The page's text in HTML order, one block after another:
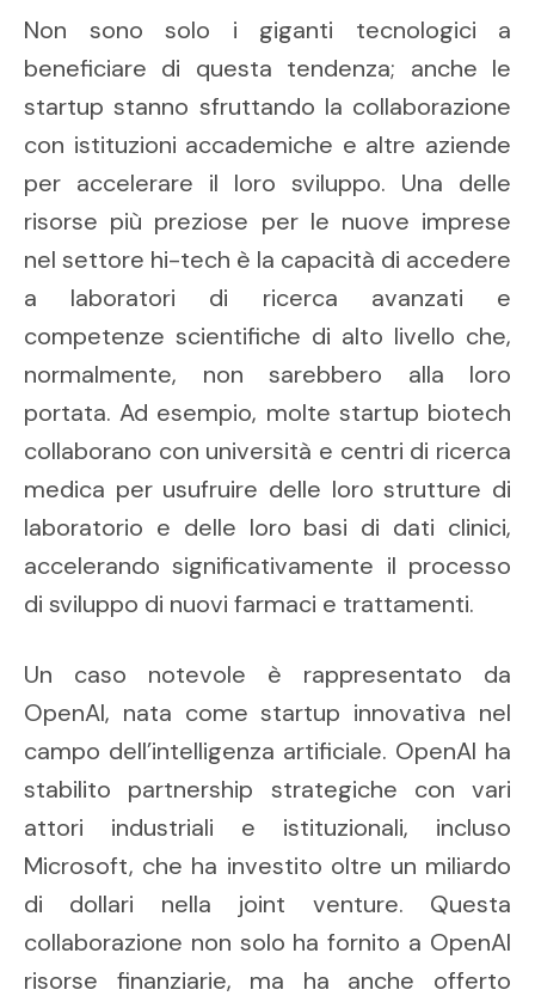
Non sono solo i giganti tecnologici a
beneficiare di questa tendenza; anche le
startup stanno sfruttando la collaborazione
con istituzioni accademiche e altre aziende
per accelerare il loro sviluppo. Una delle
risorse più preziose per le nuove imprese
nel settore hi-tech è la capacità di accedere
a laboratori di ricerca avanzati e
competenze scientifiche di alto livello che,
normalmente, non sarebbero alla loro
portata. Ad esempio, molte startup biotech
collaborano con università e centri di ricerca
medica per usufruire delle loro strutture di
laboratorio e delle loro basi di dati clinici,
accelerando significativamente il processo
di sviluppo di nuovi farmaci e trattamenti.
Un caso notevole è rappresentato da
OpenAI, nata come startup innovativa nel
campo dell’intelligenza artificiale. OpenAI ha
stabilito partnership strategiche con vari
attori industriali e istituzionali, incluso
Microsoft, che ha investito oltre un miliardo
di dollari nella joint venture. Questa
collaborazione non solo ha fornito a OpenAI
risorse finanziarie, ma ha anche offerto